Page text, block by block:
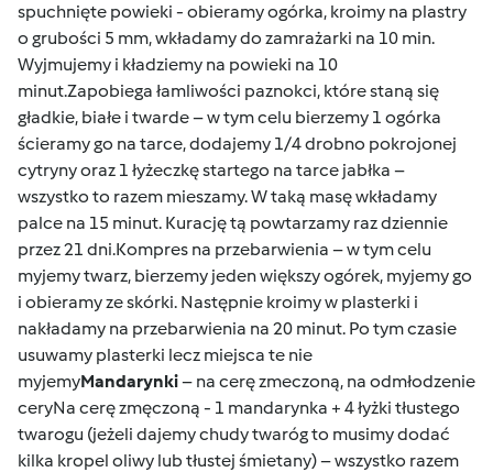
spuchnięte powieki - obieramy ogórka, kroimy na plastry
o grubości 5 mm, wkładamy do zamrażarki na 10 min.
Wyjmujemy i kładziemy na powieki na 10
minut.Zapobiega łamliwości paznokci, które staną się
gładkie, białe i twarde – w tym celu bierzemy 1 ogórka
ścieramy go na tarce, dodajemy 1/4 drobno pokrojonej
cytryny oraz 1 łyżeczkę startego na tarce jabłka –
wszystko to razem mieszamy. W taką masę wkładamy
palce na 15 minut. Kurację tą powtarzamy raz dziennie
przez 21 dni.Kompres na przebarwienia – w tym celu
myjemy twarz, bierzemy jeden większy ogórek, myjemy go
i obieramy ze skórki. Następnie kroimy w plasterki i
nakładamy na przebarwienia na 20 minut. Po tym czasie
usuwamy plasterki lecz miejsca te nie
myjemyMandarynki– na cerę zmeczoną, na odmłodzenie
ceryNa cerę zmęczoną - 1 mandarynka + 4 łyżki tłustego
twarogu (jeżeli dajemy chudy twaróg to musimy dodać
kilka kropel oliwy lub tłustej śmietany) – wszystko razem